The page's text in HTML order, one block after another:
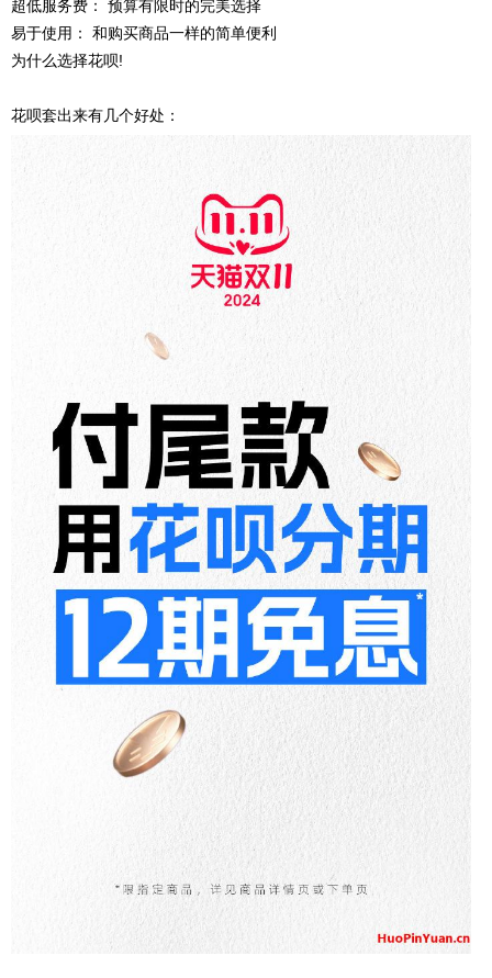
超低服务费： 预算有限时的完美选择
易于使用： 和购买商品一样的简单便利
为什么选择花呗!
花呗套出来有几个好处：